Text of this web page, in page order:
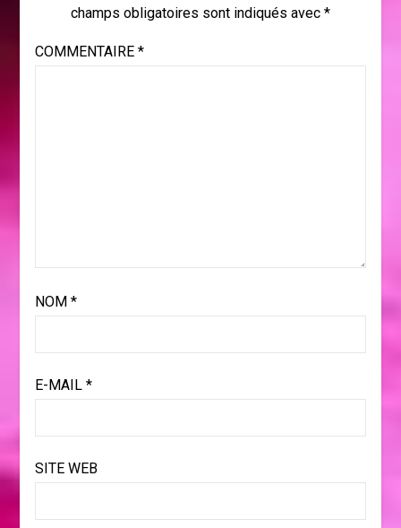
champs obligatoires sont indiqués avec *
COMMENTAIRE *
NOM *
E-MAIL *
SITE WEB